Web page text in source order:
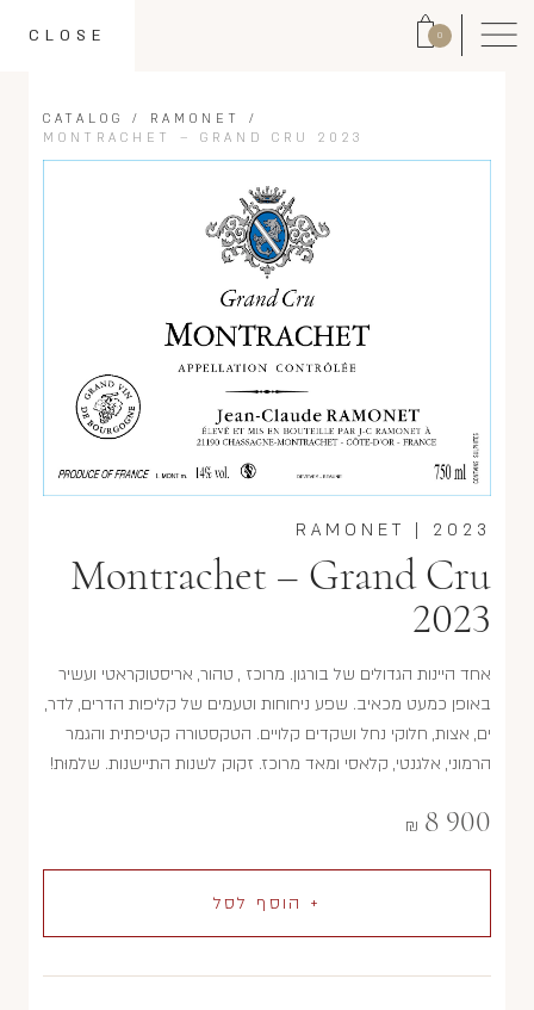
0
CLOSE
CATALOG / RAMONET
/
MONTRACHET – GRAND CRU 2023
2023
|
RAMONET
Montrachet – Grand Cru
2023
אחד היינות הגדולים של בורגון. מרוכז , טהור, אריסטוקראטי ועשיר
באופן כמעט מכאיב. שפע ניחוחות וטעמים של קליפות הדרים, לדר,
ים, אצות, חלוקי נחל ושקדים קלויים. הטקסטורה קטיפתית והגמר
הרמוני, אלגנטי, קלאסי ומאד מרוכז. זקוק לשנות התיישנות. שלמוּת!
8 900
₪
+ הוסף לסל